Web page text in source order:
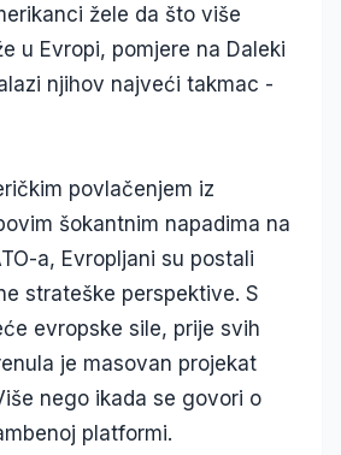
žele da što više
u Evropi, pomjere na Daleki
njihov najveći takmac -
povlačenjem iz
šokantnim napadima na
a, Evropljani su postali
strateške perspektive. S
evropske sile, prije svih
je masovan projekat
nego ikada se govori o
platformi.